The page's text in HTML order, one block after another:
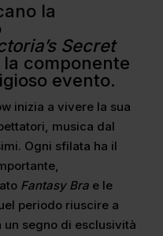
la
Secret
componente
evento.
inizia a vivere la sua
musica dal
Ogni sfilata ha il
Fantasy Brae le
periodo riuscire a
segno di esclusività